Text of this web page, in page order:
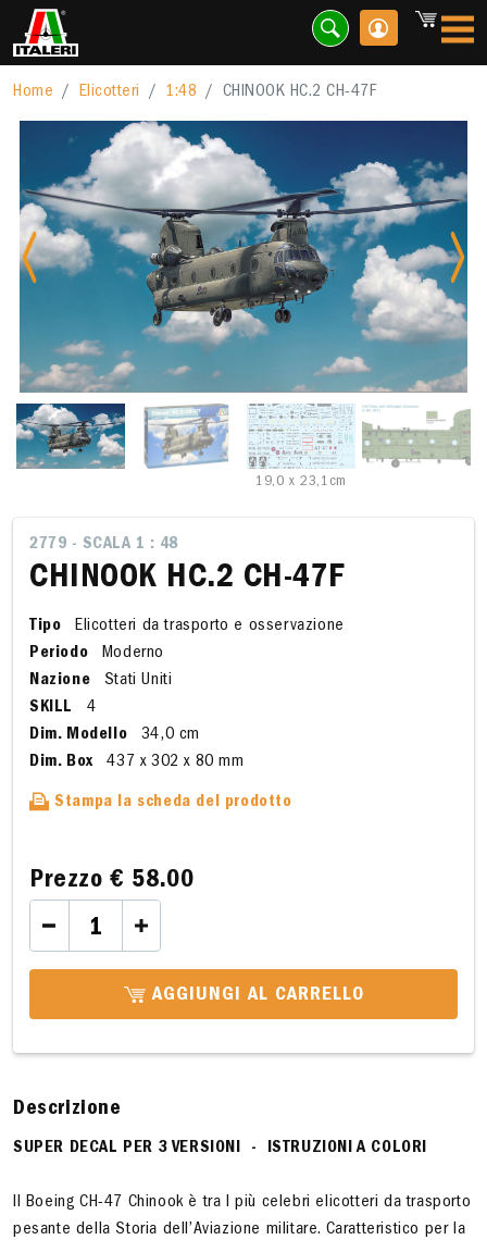
Home Elicotteri 1:48 CHINOOK HC.2 CH-47F
Previous
19,0 x 23,1cm
2779 - SCALA 1 : 48
CHINOOK HC.2 CH-47F
Tipo
Elicotteri da trasporto e osservazione
Periodo
Moderno
Nazione
Stati Uniti
SKILL
4
Dim. Modello
34,0 cm
Dim. Box
437 x 302 x 80 mm
Stampa la scheda del prodotto
Prezzo€ 58.00
AGGIUNGI AL CARRELLO
Descrizione
SUPER DECAL PER 3 VERSIONI - ISTRUZIONI A COLORI
Il Boeing CH-47 Chinook è tra I più celebri elicotteri da trasporto
pesante della Storia dell’Aviazione militare. Caratteristico per la